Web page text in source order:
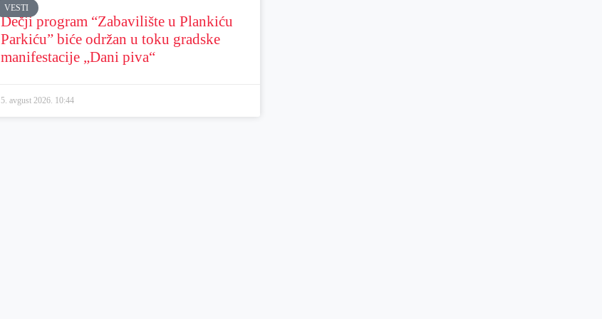
VESTI
Dečji program “Zabavilište u Plankiću
Parkiću” biće održan u toku gradske
manifestacije „Dani piva“
5. avgust 2026. 10:44